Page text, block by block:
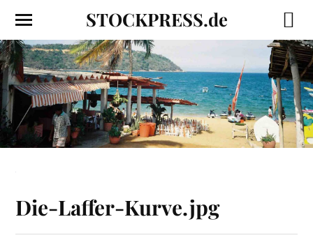
STOCKPRESS.de
Die-Laffer-Kurve.jpg